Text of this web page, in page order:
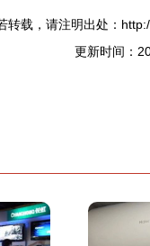
转载，请注明出处：
更新时间：